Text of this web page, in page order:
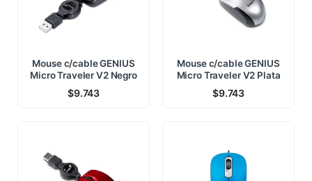
Mouse c/cable GENIUS
Micro Traveler V2 Negro
$9.743
Mouse c/cable GENIUS
Micro Traveler V2 Plata
$9.743